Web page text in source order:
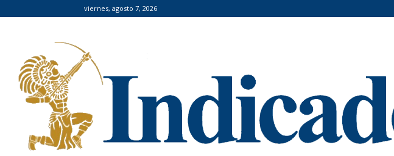
viernes, agosto 7, 2026